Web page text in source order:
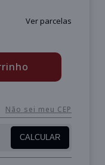
Ver parcelas
Não sei meu CEP
CALCULAR